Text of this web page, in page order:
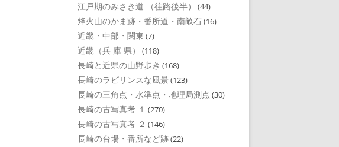
江戸期のみさき道 （往路後半） (44)
烽火山のかま跡・番所道・南畝石(16)
近畿・中部・関東 (7)
近畿（兵 庫 県） (118)
長崎と近県の山野歩き (168)
長崎のラビリンスな風景 (123)
長崎の三角点・水準点・地理局測点 (30)
長崎の古写真考 １ (270)
長崎の古写真考 ２ (146)
長崎の台場・番所など跡(22)